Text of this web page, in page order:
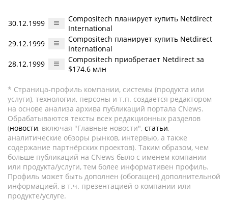
30.12.1999
Compositech планирует купить Netdirect
International
29.12.1999
Compositech планирует купить Netdirect
International
28.12.1999
Compositech приобретает Netdirect за
$174.6 млн
* Страница-профиль компании, системы (продукта или
услуги), технологии, персоны и т.п. создается редактором
на основе анализа архива публикаций портала CNews.
Обрабатываются тексты всех редакционных разделов
(новости, включая "Главные новости", статьи,
аналитические обзоры рынков, интервью, а также
содержание партнёрских проектов). Таким образом, чем
больше публикаций на CNews было с именем компании
или продукта/услуги, тем более информативен профиль.
Профиль может быть дополнен (обогащен) дополнительной
информацией, в т.ч. презентацией о компании или
продукте/услуге.